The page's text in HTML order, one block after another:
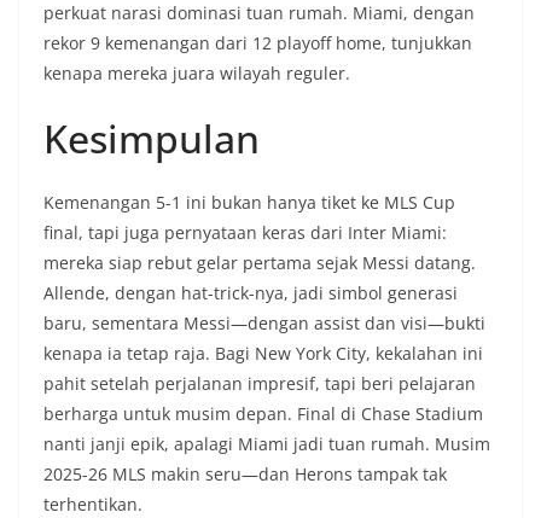
perkuat narasi dominasi tuan rumah. Miami, dengan
rekor 9 kemenangan dari 12 playoff home, tunjukkan
kenapa mereka juara wilayah reguler.
Kesimpulan
Kemenangan 5-1 ini bukan hanya tiket ke MLS Cup
final, tapi juga pernyataan keras dari Inter Miami:
mereka siap rebut gelar pertama sejak Messi datang.
Allende, dengan hat-trick-nya, jadi simbol generasi
baru, sementara Messi—dengan assist dan visi—bukti
kenapa ia tetap raja. Bagi New York City, kekalahan ini
pahit setelah perjalanan impresif, tapi beri pelajaran
berharga untuk musim depan. Final di Chase Stadium
nanti janji epik, apalagi Miami jadi tuan rumah. Musim
2025-26 MLS makin seru—dan Herons tampak tak
terhentikan.